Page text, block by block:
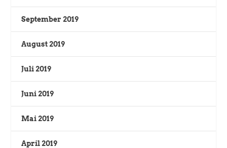
September 2019
August 2019
Juli 2019
Juni 2019
Mai 2019
April 2019